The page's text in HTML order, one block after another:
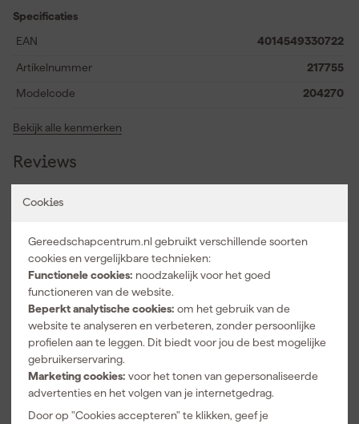
Cookies
Gereedschapcentrum.nl gebruikt verschillende soorten
cookies en vergelijkbare technieken:
Functionele cookies: noodzakelijk voor het goed
functioneren van de website.
Beperkt analytische cookies: om het gebruik van de
website te analyseren en verbeteren, zonder persoonlijke
profielen aan te leggen. Dit biedt voor jou de best mogelijke
gebruikerservaring.
Marketing cookies: voor het tonen van gepersonaliseerde
advertenties en het volgen van je internetgedrag.
Door op "Cookies accepteren" te klikken, geef je
overlaat.
Specificaties
EAN
4014549330722
Artikelnummer 217755
Modelcode 204270
Bekijk alle kenmerken
Reviews
4.0/ 5
5 sterren
4 sterren
3 sterren
2 sterren
1 ster
4.0
geverifieerd
Goed product. Zaagt goed.
1-5-2021
Over onze reviews